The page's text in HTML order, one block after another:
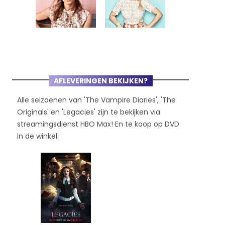
AFLEVERINGEN BEKIJKEN?
Alle seizoenen van 'The Vampire Diaries', 'The
Originals' en 'Legacies' zijn te bekijken via
streamingsdienst HBO Max! En te koop op DVD
in de winkel.